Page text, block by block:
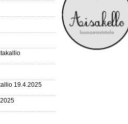
19.4.2025